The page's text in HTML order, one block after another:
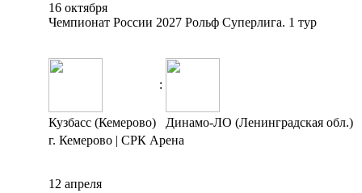
16 октября
Чемпионат России 2027 Рольф Суперлига. 1 тур
:
Кузбасс (Кемерово)
Динамо-ЛО (Ленинградская обл.)
г. Кемерово | СРК Арена
12 апреля